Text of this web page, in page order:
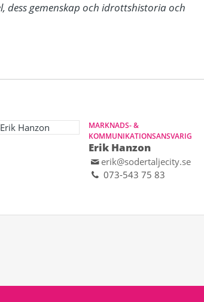
gemenskap och idrottshistoria och
MARKNADS- &
KOMMUNIKATIONSANSVARIG
Erik Hanzon
erik@sodertaljecity.se
073-543 75 83